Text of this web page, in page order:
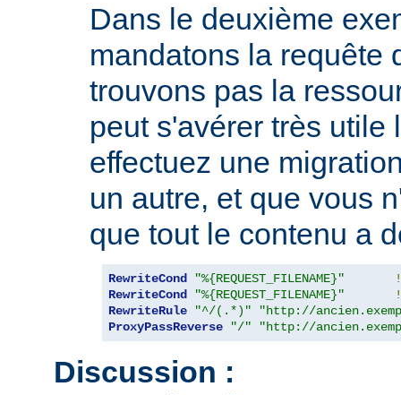
Dans le deuxième
mandatons la requête
trouvons pas la
peut s'avérer très utile
effectuez une
un autre, et que vous
que tout le contenu a
RewriteCond "%{REQUEST_FILENAME}"
RewriteCond
"%{REQUEST_FILENAME}"
RewriteRule
"^/(.*)"
"http://
ProxyPassReverse
"/" "http://
Discussion :